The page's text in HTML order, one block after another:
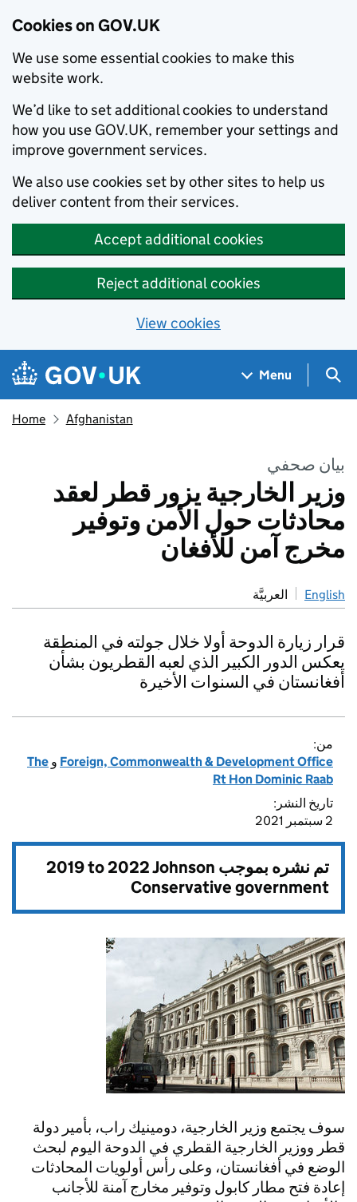
Cookies on GOV.UK
We use some essential cookies to make this
website work.
We’d like to set additional cookies to understand
how you use GOV.UK, remember your settings and
improve government services.
We also use cookies set by other sites to help us
deliver content from their services.
Accept additional cookies
Reject additional cookies
View cookies
Skip to main content
Navigation menu
Menu
Home Afghanistan
بيان صحفي
وزير الخارجية يزور قطر لعقد
محادثات حول الأمن وتوفير
مخرج آمن للأفغان
English العربيَّة
قرار زيارة الدوحة أولا خلال جولته في المنطقة
يعكس الدور الكبير الذي لعبه القطريون بشأن
أفغانستان في السنوات الأخيرة
من:
Foreign, Commonwealth & Development Office و The
Rt Hon Dominic Raab
تاريخ النشر:
2 سبتمبر 2021
تم نشره بموجب 2019 to 2022 Johnson
Conservative government
سوف يجتمع وزير الخارجية، دومينيك راب، بأمير دولة
قطر ووزير الخارجية القطري في الدوحة اليوم لبحث
الوضع في أفغانستان، وعلى رأس أولويات المحادثات
إعادة فتح مطار كابول وتوفير مخارج آمنة للأجانب